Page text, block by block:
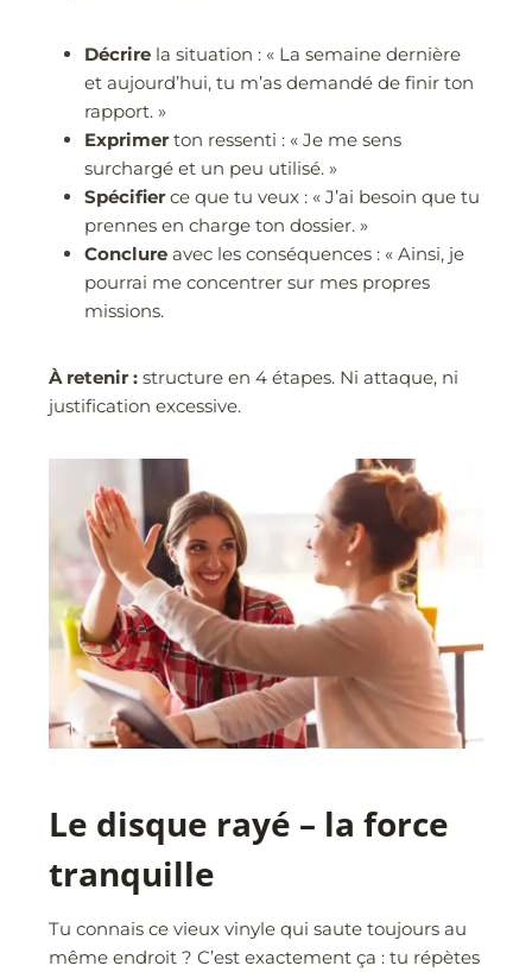
Décrire la situation : « La semaine dernière
et aujourd’hui, tu m’as demandé de finir ton
rapport. »
Exprimer ton ressenti : « Je me sens
surchargé et un peu utilisé. »
Spécifier ce que tu veux : « J’ai besoin que tu
prennes en charge ton dossier. »
Conclure avec les conséquences : « Ainsi, je
pourrai me concentrer sur mes propres
missions.
À retenir :structure en 4 étapes. Ni attaque, ni
justification excessive.
Le disque rayé – la force
tranquille
Tu connais ce vieux vinyle qui saute toujours au
même endroit ? C’est exactement ça : tu répètes